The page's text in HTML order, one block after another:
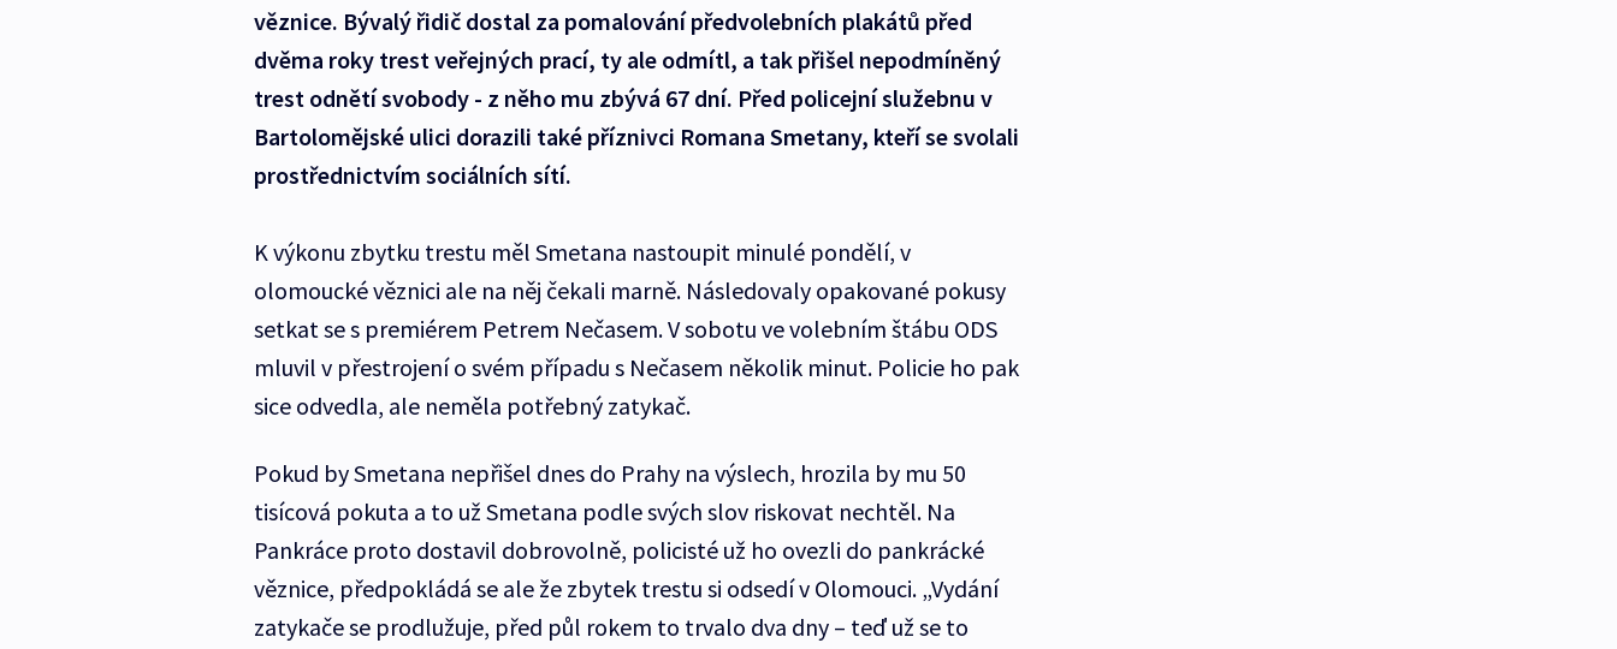
věznice. Bývalý řidič dostal za pomalování předvolebních plakátů před
dvěma roky trest veřejných prací, ty ale odmítl, a tak přišel nepodmíněný
trest odnětí svobody - z něho mu zbývá 67 dní. Před policejní služebnu v
Bartolomějské ulici dorazili také příznivci Romana Smetany, kteří se svolali
prostřednictvím sociálních sítí.
K výkonu zbytku trestu měl Smetana nastoupit minulé pondělí, v
olomoucké věznici ale na něj čekali marně. Následovaly opakované pokusy
setkat se s premiérem Petrem Nečasem. V sobotu ve volebním štábu ODS
mluvil v přestrojení o svém případu s Nečasem několik minut. Policie ho pak
sice odvedla, ale neměla potřebný zatykač.
Pokud by Smetana nepřišel dnes do Prahy na výslech, hrozila by mu 50
tisícová pokuta a to už Smetana podle svých slov riskovat nechtěl. Na
Pankráce proto dostavil dobrovolně, policisté už ho ovezli do pankrácké
věznice, předpokládá se ale že zbytek trestu si odsedí v Olomouci. „Vydání
zatykače se prodlužuje, před půl rokem to trvalo dva dny – teď už se to